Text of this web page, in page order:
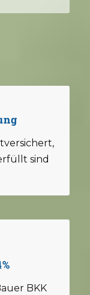
sind
BKK